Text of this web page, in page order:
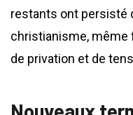
restants ont persisté
christianisme, même
de privation et de